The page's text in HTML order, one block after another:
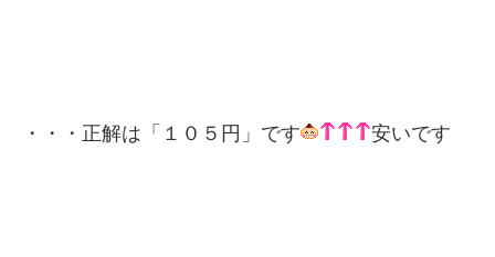
・・・正解は「１０５円」です 安いです